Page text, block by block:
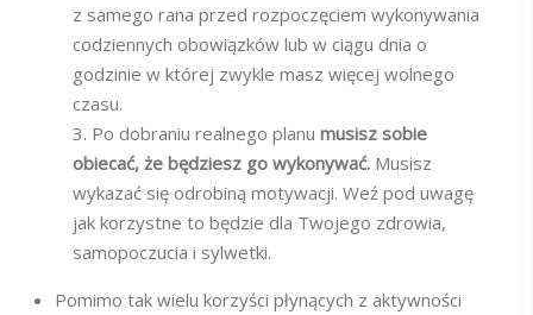
z samego rana przed rozpoczęciem wykonywania
codziennych obowiązków lub w ciągu dnia o
godzinie w której zwykle masz więcej wolnego
czasu.
3. Po dobraniu realnego planu musisz sobie
obiecać, że będziesz go wykonywać. Musisz
wykazać się odrobiną motywacji. Weź pod uwagę
jak korzystne to będzie dla Twojego zdrowia,
samopoczucia i sylwetki.
Pomimo tak wielu korzyści płynących z aktywności